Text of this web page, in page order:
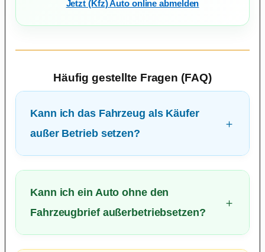
Jetzt (Kfz) Auto online abmelden
Häufig gestellte Fragen (FAQ)
Kann ich das Fahrzeug als Käufer
außer Betrieb setzen?
Kann ich ein Auto ohne den
Fahrzeugbrief außerbetriebsetzen?